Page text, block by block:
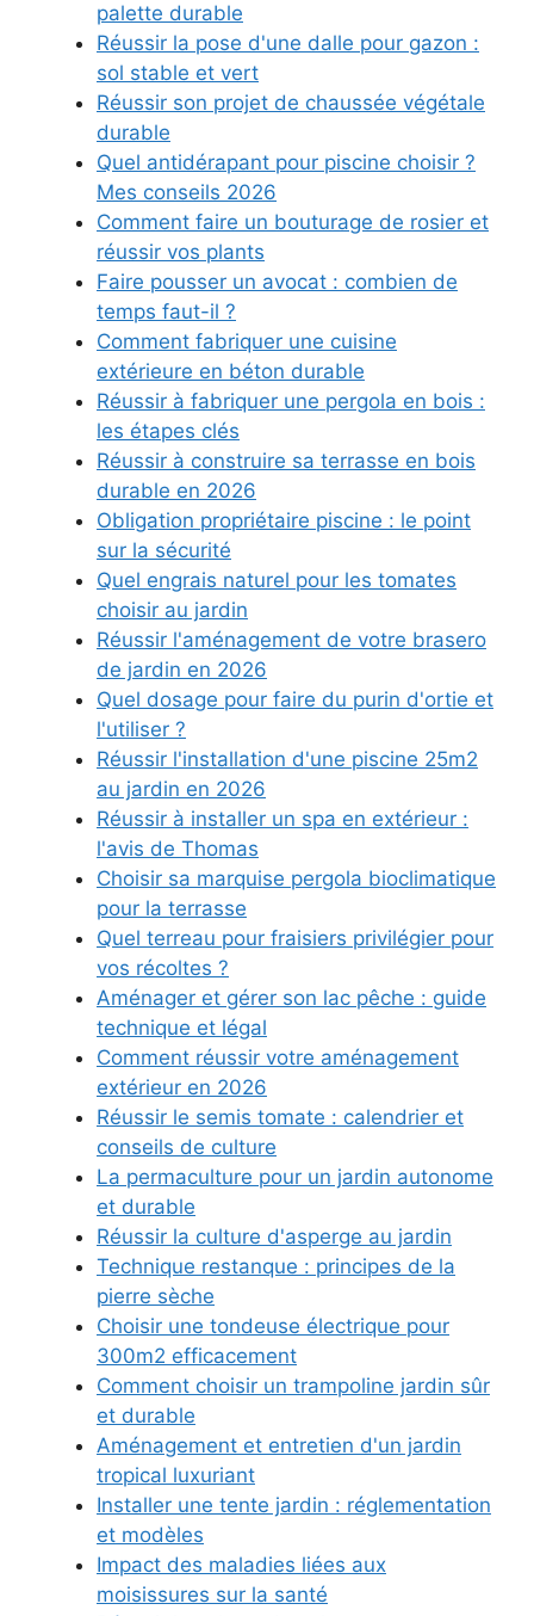
palette durable
Réussir la pose d'une dalle pour gazon :
sol stable et vert
Réussir son projet de chaussée végétale
durable
Quel antidérapant pour piscine choisir ?
Mes conseils 2026
Comment faire un bouturage de rosier et
réussir vos plants
Faire pousser un avocat : combien de
temps faut-il ?
Comment fabriquer une cuisine
extérieure en béton durable
Réussir à fabriquer une pergola en bois :
les étapes clés
Réussir à construire sa terrasse en bois
durable en 2026
Obligation propriétaire piscine : le point
sur la sécurité
Quel engrais naturel pour les tomates
choisir au jardin
Réussir l'aménagement de votre brasero
de jardin en 2026
Quel dosage pour faire du purin d'ortie et
l'utiliser ?
Réussir l'installation d'une piscine 25m2
au jardin en 2026
Réussir à installer un spa en extérieur :
l'avis de Thomas
Choisir sa marquise pergola bioclimatique
pour la terrasse
Quel terreau pour fraisiers privilégier pour
vos récoltes ?
Aménager et gérer son lac pêche : guide
technique et légal
Comment réussir votre aménagement
extérieur en 2026
Réussir le semis tomate : calendrier et
conseils de culture
La permaculture pour un jardin autonome
et durable
Réussir la culture d'asperge au jardin
Technique restanque : principes de la
pierre sèche
Choisir une tondeuse électrique pour
300m2 efficacement
Comment choisir un trampoline jardin sûr
et durable
Aménagement et entretien d'un jardin
tropical luxuriant
Installer une tente jardin : réglementation
et modèles
Impact des maladies liées aux
moisissures sur la santé